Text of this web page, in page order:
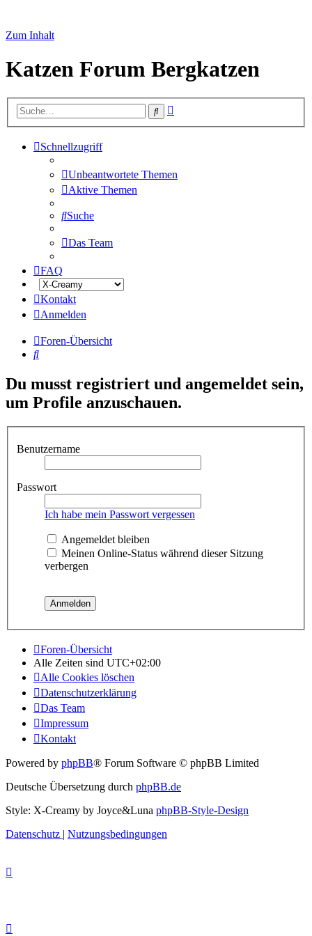
Zum Inhalt
Katzen Forum Bergkatzen
Suche
Schnellzugriff
Unbeantwortete Themen
Aktive Themen
Suche
Das Team
FAQ
Kontakt
Anmelden
Foren-Übersicht
Suche
Du musst registriert und angemeldet sein,
um Profile anzuschauen.
Benutzername
Passwort
Ich habe mein Passwort vergessen
Angemeldet bleiben
Meinen Online-Status während dieser Sitzung
verbergen
Foren-Übersicht
Alle Zeiten sind UTC+02:00
Alle Cookies löschen
Datenschutzerklärung
Das Team
Impressum
Kontakt
Powered by phpBB® Forum Software © phpBB Limited
Deutsche Übersetzung durch phpBB.de
Style: X-Creamy by Joyce&Luna phpBB-Style-Design
Datenschutz | Nutzungsbedingungen